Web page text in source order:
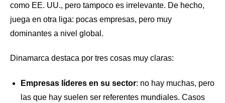
como EE. UU., pero tampoco es irrelevante. De hecho,
juega en otra liga: pocas empresas, pero muy
dominantes a nivel global.
Dinamarca destaca por tres cosas muy claras:
Empresas líderes en su sector: no hay muchas, pero
las que hay suelen ser referentes mundiales. Casos